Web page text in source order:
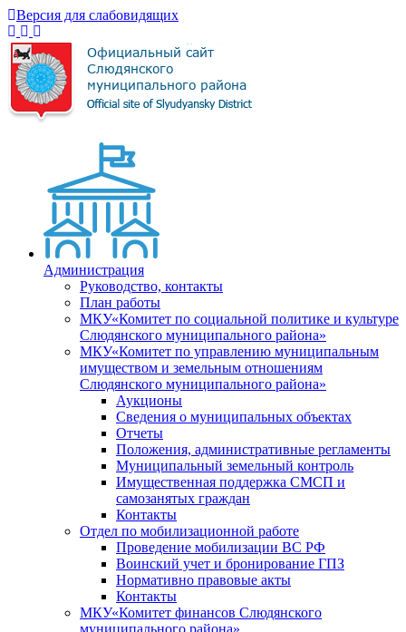
Версия для слабовидящих
Администрация
Руководство, контакты
План работы
МКУ«Комитет по социальной политике и культуре
Слюдянского муниципального района»
МКУ«Комитет по управлению муниципальным
имуществом и земельным отношениям
Слюдянского муниципального района»
Аукционы
Сведения о муниципальных объектах
Отчеты
Положения, административные регламенты
Муниципальный земельный контроль
Имущественная поддержка СМСП и
самозанятых граждан
Контакты
Отдел по мобилизационной работе
Проведение мобилизации ВС РФ
Воинский учет и бронирование ГПЗ
Нормативно правовые акты
Контакты
МКУ«Комитет финансов Слюдянского
муниципального района»